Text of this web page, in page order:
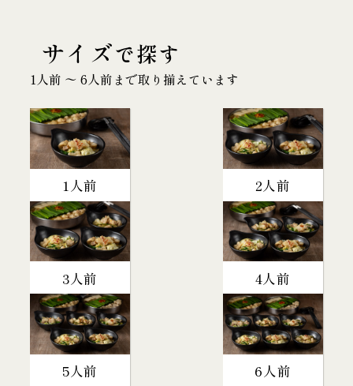
サイズで探す
1人前 〜 6人前まで取り揃えています
1人前 2人前
3人前 4人前
5人前 6人前